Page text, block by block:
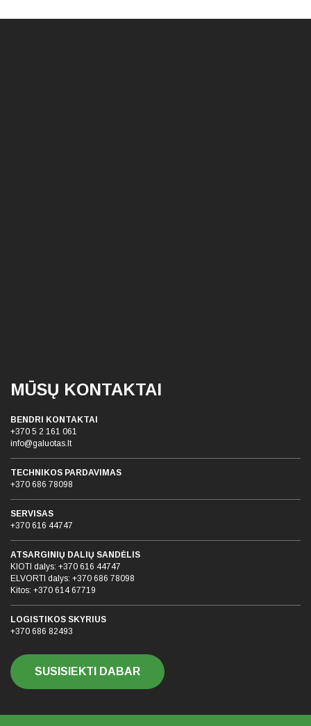
MŪSŲ KONTAKTAI
BENDRI KONTAKTAI
+370 5 2 161 061
info@galuotas.lt
TECHNIKOS PARDAVIMAS
+370 686 78098
SERVISAS
+370 616 44747
ATSARGINIŲ DALIŲ SANDĖLIS
KIOTI dalys: +370 616 44747
ELVORTI dalys: +370 686 78098
Kitos: +370 614 67719
LOGISTIKOS SKYRIUS
+370 686 82493
SUSISIEKTI DABAR